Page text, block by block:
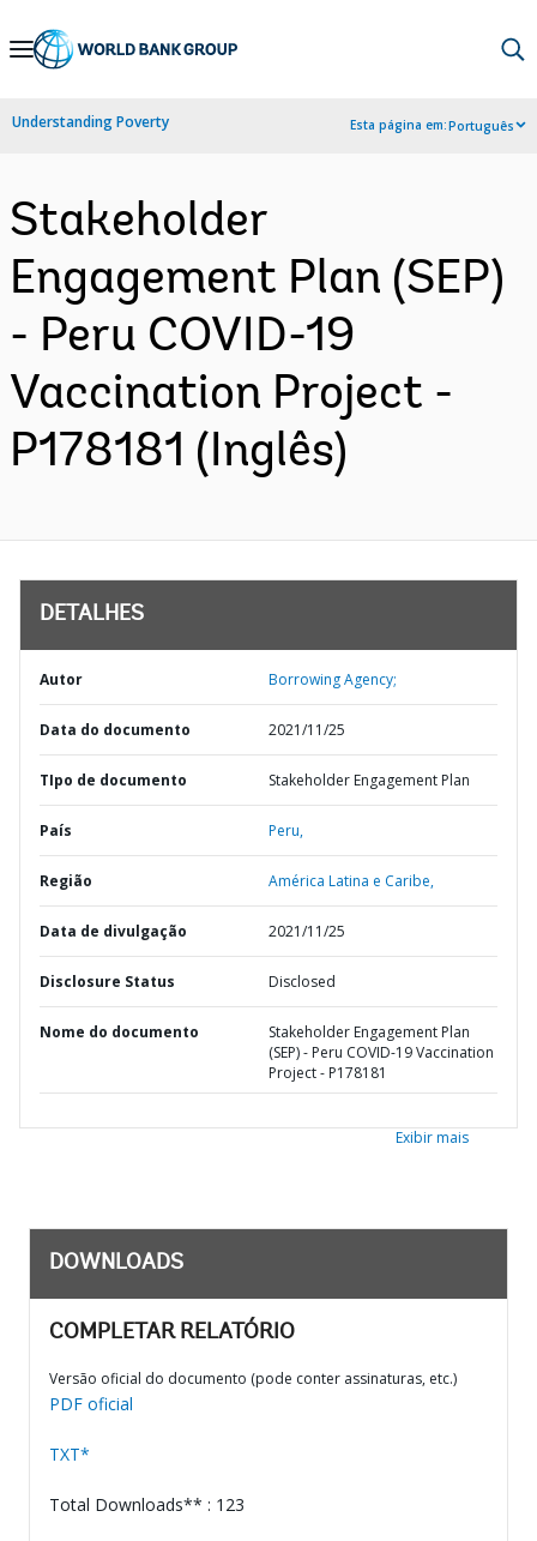
Skip
Navigation
Understanding Poverty Esta página em:Português
Stakeholder
Engagement Plan (SEP)
- Peru COVID-19
Vaccination Project -
P178181 (Inglês)
DETALHES
Autor Borrowing Agency;
Data do documento 2021/11/25
TIpo de documento Stakeholder Engagement Plan
País Peru,
Região América Latina e Caribe,
Data de divulgação 2021/11/25
Disclosure Status Disclosed
Nome do documento
Stakeholder Engagement Plan
(SEP) - Peru COVID-19 Vaccination
Project - P178181
Exibir mais
DOWNLOADS
COMPLETAR RELATÓRIO
Versão oficial do documento (pode conter assinaturas, etc.)
PDF oficial
TXT*
Total Downloads** : 123